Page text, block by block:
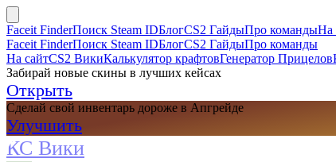
Faceit FinderПоиск Steam IDБлогCS2 ГайдыПро командыНа
Faceit FinderПоиск Steam IDБлогCS2 ГайдыПро команды
На сайтCS2 ВикиКалькулятор крафтовГенератор Прицелов
Забирай новые скины в лучших кейсах
Открыть
Сделай свой инвентарь дороже в Апгрейде
Улучшить
КС Вики